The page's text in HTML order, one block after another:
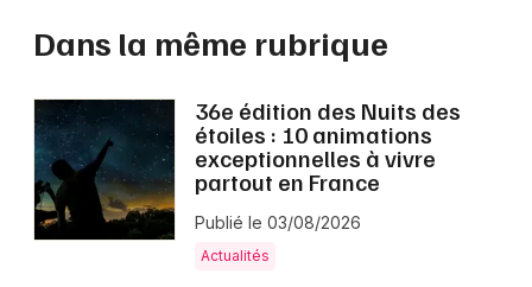
Dans la même rubrique
36e édition des Nuits des
étoiles : 10 animations
exceptionnelles à vivre
partout en France
Publié le 03/08/2026
Actualités